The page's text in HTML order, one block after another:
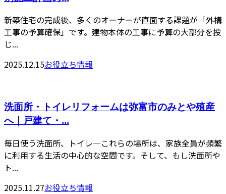
新築住宅の完成後、多くのオーナーが直面する課題が「外構
工事の予算確保」です。建物本体の工事に予算の大部分を投
じ...
2025.12.15お役立ち情報
洗面所・トイレリフォームは弥富市のみとや殖産
へ｜戸建て・...
毎日使う洗面所、トイレ—これらの場所は、家族全員が頻繁
に利用する生活の中心的な空間です。そして、もし洗面所や
ト...
2025.11.27お役立ち情報